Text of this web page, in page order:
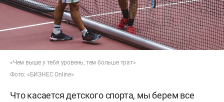
«Чем выше у тебя уровень, тем больше трат»
Фото: «БИЗНЕС Online»
Что касается детского спорта, мы берем все